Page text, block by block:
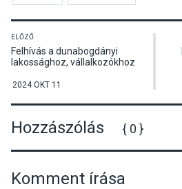
ELŐZŐ
Felhívás a dunabogdányi
lakossághoz, vállalkozókhoz
2024 OKT 11
Hozzászólás { 0 }
Komment írása